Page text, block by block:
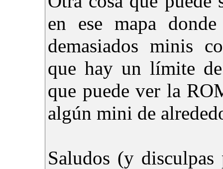
en ese mapa
demasiados minis
que hay un límite
que puede ver la
algún mini de
Saludos (y